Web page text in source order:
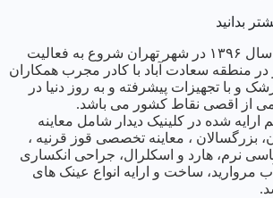
بدانید
کلینیک چشم دیدار از سال ١٣٩۶ در شهر تهران شروع به فعالیت
منطقه سعادت آباد با کادر مجرب همکاران
و با تجهیزات پیشرفته و به روز دنیا در
از اقصی نقاط کشور می باشد.
شده در کلینیک دیدار شامل معاینه
بزرگسالان ، معاینه تخصصی قوز قرنیه ،
نرم، هارد و اسکلرال، جراحی انکساری
مروارید، ساخت و ارایه انواع عینک های